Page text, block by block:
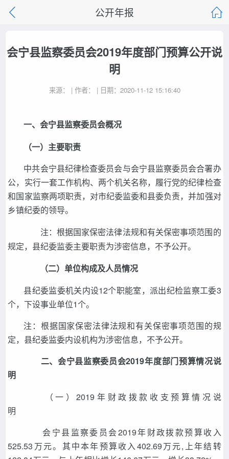
公开年报
会宁县监察委员会2019年度部门预算公开说
明
来源： | 作者： | 日期：2020-11-12 15:16:40
一、会宁县监察委员会概况
（一）主要职责
中共会宁县纪律检查委员会与会宁县监察委员会合署办
公，实行一套工作机构、两个机关名称，履行党的纪律检查
和国家监察两项职责，对市纪委监委和县委负责，并加强对
乡镇纪委的领导。
注：根据国家保密法律法规和有关保密事项范围的
规定，县纪委监委主要职责为涉密信息，不予公开。
（二）单位构成及人员情况
县纪委监委机关内设12个职能室，派出纪检监察工委3
个，下设事业单位1个。
注：根据国家保密法律法规和有关保密事项范围的规
定，县纪委监委内设机构为涉密信息，不予公开。
二、会宁县监察委员会2019年度部门预算情况说
明
（一）2019年财政拨款收支预算情况说
明
会宁县监察委员会2019年财政拨款预算收入
525.53万元。其中本年预算收入402.69万元,上年结转